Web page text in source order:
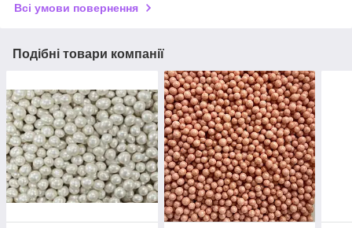
Всі умови повернення
Подібні товари компанії